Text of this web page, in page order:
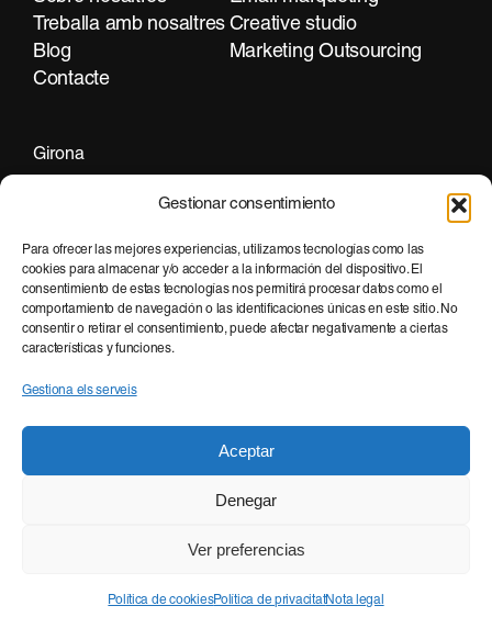
Gestionar consentimiento
Para ofrecer las mejores experiencias, utilizamos tecnologías como las
cookies para almacenar y/o acceder a la información del dispositivo. El
consentimiento de estas tecnologías nos permitirá procesar datos como el
comportamiento de navegación o las identificaciones únicas en este sitio. No
consentir o retirar el consentimiento, puede afectar negativamente a ciertas
características y funciones.
Gestiona els serveis
Aceptar
Denegar
Ver preferencias
Política de cookiesPolítica de privacitatNota legal
Treballa amb nosaltres
Blog
Contacte
Creative studio
Marketing Outsourcing
Girona
Barcelona
+34 935 951 500